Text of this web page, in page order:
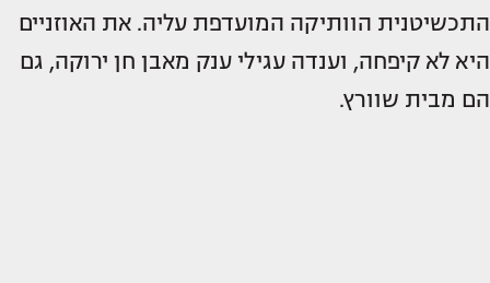
התכשיטנית הוותיקה המועדפת עליה. את האוזניים
היא לא קיפחה, וענדה עגילי ענק מאבן חן ירוקה, גם
הם מבית שוורץ.